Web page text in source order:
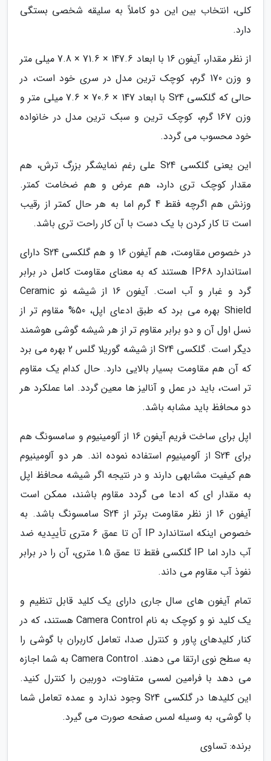
کلی، انتخاب بین این دو کاملاً به سلیقه شخصی بستگی
دارد.
از نظر مقدار، آیفون 16 با ابعاد 147.6 × 71.6 × 7.8 میلی متر
و وزن 170 گرم، کوچک ترین مدل در سری خود است، در
حالی که گلکسی S24 با ابعاد 147 × 70.6 × 7.6 میلی متر و
وزن 167 گرم، کوچک ترین و سبک ترین مدل در خانواده
خود محسوب می گردد.
این یعنی گلکسی S24 علی رغم نمایشگر بزرگ ترش، هم
مقدار کوچک تری دارد، هم عرض و هم ضخامت کمتر.
وزنش هم اگرچه فقط 4 گرم اما به هر حال کمتر از رقیب
است تا کار کردن با یک دست با آن کار راحت تری باشد.
در خصوص مقاومت، هم آیفون 16 و هم گلکسی S24 دارای
استاندارد IP68 هستند که به معنای مقاومت کامل در برابر
گرد و غبار و آب است. آیفون 16 از شیشه نو Ceramic
Shield بهره می برد که طبق ادعای اپل، 50% مقاوم تر از
نسل اول آن و دو برابر مقاوم تر از هر شیشه گوشی هوشمند
دیگر است. گلکسی S24 از شیشه گوریلا گلس 2 بهره می برد
که آن هم مقاومت بسیار بالایی دارد. حال کدام یک مقاوم
تر است، باید در عمل و آنالیز ها معین گردد. اما عملکرد هر
دو محافظ باید مشابه باشد.
اپل برای ساخت فریم آیفون 16 از آلومینیوم و سامسونگ هم
برای S24 از آلومینیوم استفاده نموده اند. هر دو آلومینیوم
هم کیفیت مشابهی دارند و در نتیجه اگر شیشه محافظ اپل
به مقدار ای که ادعا می گردد مقاوم باشند، ممکن است
آیفون 16 از نظر مقاومت برتر از S24 سامسونگ باشد. به
خصوص اینکه استاندارد IP آن تا عمق 6 متری تأییدیه ضد
آب دارد اما IP گلکسی فقط تا عمق 1.5 متری، آن را در برابر
نفوذ آب مقاوم می داند.
تمام آیفون های سال جاری دارای یک کلید قابل تنظیم و
یک کلید نو و کوچک به نام Camera Control هستند، که در
کنار کلیدهای پاور و کنترل صدا، تعامل کاربران با گوشی را
به سطح نوی ارتقا می دهند. Camera Control به شما اجازه
می دهد با فرامین لمسی متفاوت، دوربین را کنترل کنید.
این کلیدها در گلکسی S24 وجود ندارد و عمده تعامل شما
با گوشی، به وسیله لمس صفحه صورت می گیرد.
برنده: تساوی